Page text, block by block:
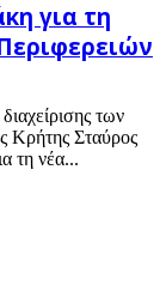
για τη
των
Κρήτης Σταύρος
τη νέα...